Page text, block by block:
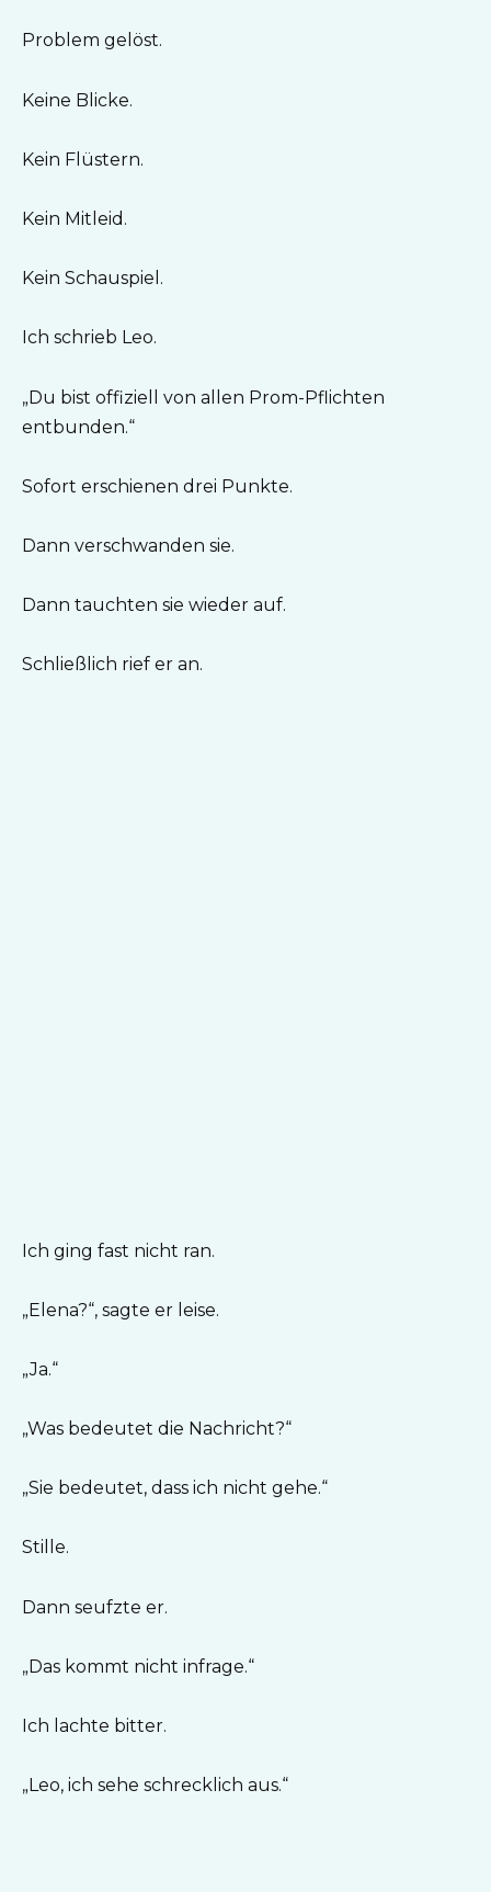
Problem gelöst.
Keine Blicke.
Kein Flüstern.
Kein Mitleid.
Kein Schauspiel.
Ich schrieb Leo.
„Du bist offiziell von allen Prom-Pflichten
entbunden.“
Sofort erschienen drei Punkte.
Dann verschwanden sie.
Dann tauchten sie wieder auf.
Schließlich rief er an.
Ich ging fast nicht ran.
„Elena?“, sagte er leise.
„Ja.“
„Was bedeutet die Nachricht?“
„Sie bedeutet, dass ich nicht gehe.“
Stille.
Dann seufzte er.
„Das kommt nicht infrage.“
Ich lachte bitter.
„Leo, ich sehe schrecklich aus.“